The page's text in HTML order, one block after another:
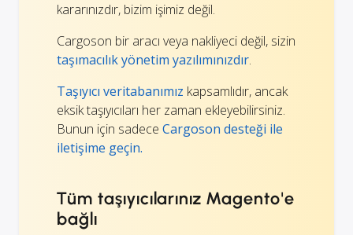
kararınızdır, bizim işimiz değil.
Cargoson bir aracı veya nakliyeci değil, sizin
taşımacılık yönetim yazılımınızdır.
Taşıyıcı veritabanımız kapsamlıdır, ancak
eksik taşıyıcıları her zaman ekleyebilirsiniz.
Bunun için sadece Cargoson desteği ile
iletişime geçin.
Tüm taşıyıcılarınız Magento'e
bağlı